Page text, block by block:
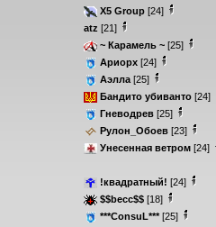
X5 Group [24]
atz [21]
~ Карамель ~ [25]
Ариорх [24]
Аэлла [25]
Бандито убиванто [24]
Гневодрев [25]
Рулон_Обоев [23]
Унесенная ветром [24]
!квадратный! [24]
$$becc$$ [18]
***ConsuL***[25]